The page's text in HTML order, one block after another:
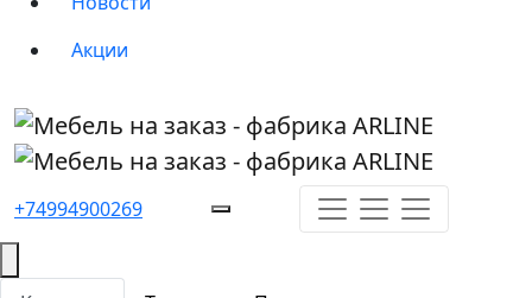
Акции
+74994900269